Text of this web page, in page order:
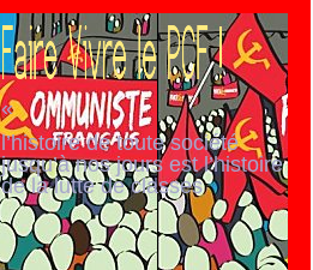
«
l’histoire de toute société
jusqu’à nos jours est l’histoire
de la lutte de classes